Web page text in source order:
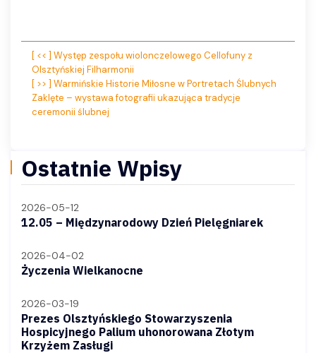
Nawigacja
wpisu
[ << ] Występ zespołu wiolonczelowego Cellofuny z
Olsztyńskiej Filharmonii
[ >> ] Warmińskie Historie Miłosne w Portretach Ślubnych
Zaklęte – wystawa fotografii ukazująca tradycje
ceremonii ślubnej
Ostatnie Wpisy
2026-05-12
12.05 – Międzynarodowy Dzień Pielęgniarek
2026-04-02
Życzenia Wielkanocne
2026-03-19
Prezes Olsztyńskiego Stowarzyszenia
Hospicyjnego Palium uhonorowana Złotym
Krzyżem Zasługi